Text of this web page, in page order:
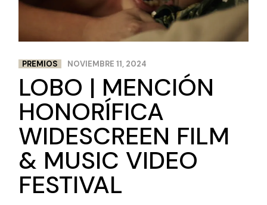
PREMIOS NOVIEMBRE 11, 2024
LOBO | MENCIÓN
HONORÍFICA
WIDESCREEN FILM
& MUSIC VIDEO
FESTIVAL